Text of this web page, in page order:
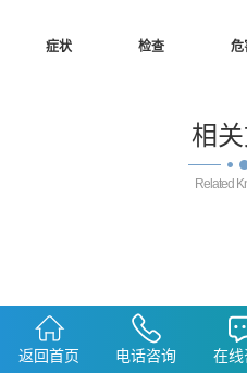
症状 检查 危
相关
Related
返回首页 电话咨询 在线